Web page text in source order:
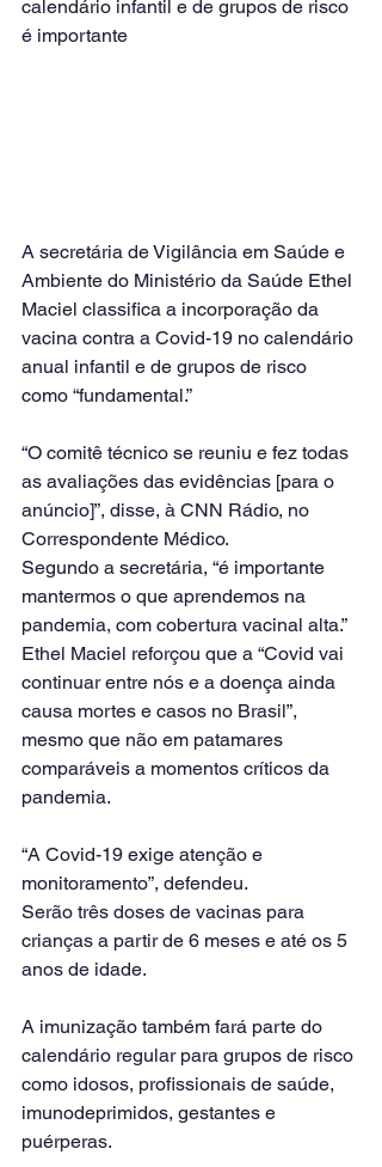
calendário infantil e de grupos de risco
é importante
A secretária de Vigilância em Saúde e
Ambiente do Ministério da Saúde Ethel
Maciel classifica a incorporação da
vacina contra a Covid-19 no calendário
anual infantil e de grupos de risco
como “fundamental.”
“O comitê técnico se reuniu e fez todas
as avaliações das evidências [para o
anúncio]”, disse, à CNN Rádio, no
Correspondente Médico.
Segundo a secretária, “é importante
mantermos o que aprendemos na
pandemia, com cobertura vacinal alta.”
Ethel Maciel reforçou que a “Covid vai
continuar entre nós e a doença ainda
causa mortes e casos no Brasil”,
mesmo que não em patamares
comparáveis a momentos críticos da
pandemia.
“A Covid-19 exige atenção e
monitoramento”, defendeu.
Serão três doses de vacinas para
crianças a partir de 6 meses e até os 5
anos de idade.
A imunização também fará parte do
calendário regular para grupos de risco
como idosos, profissionais de saúde,
imunodeprimidos, gestantes e
puérperas.